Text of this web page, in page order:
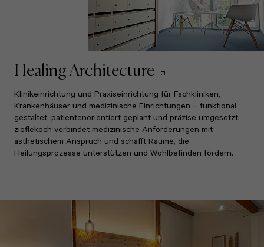
Healing Architecture
Klinikeinrichtung und Praxiseinrichtung für Fachkliniken,
Krankenhäuser und medizinische Einrichtungen – funktional
gestaltet, patientenorientiert geplant und präzise umgesetzt.
zieflekoch verbindet medizinische Anforderungen mit
ästhetischem Anspruch und schafft Räume, die
Heilungsprozesse unterstützen und Wohlbefinden fördern.